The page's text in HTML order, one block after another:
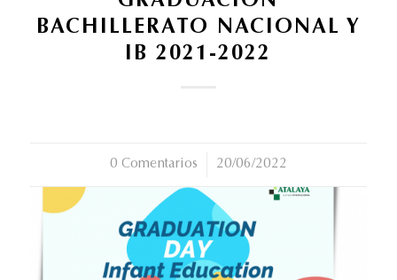
BACHILLERATO NACIONAL Y
IB 2021-2022
0 Comentarios
/ 20/06/2022